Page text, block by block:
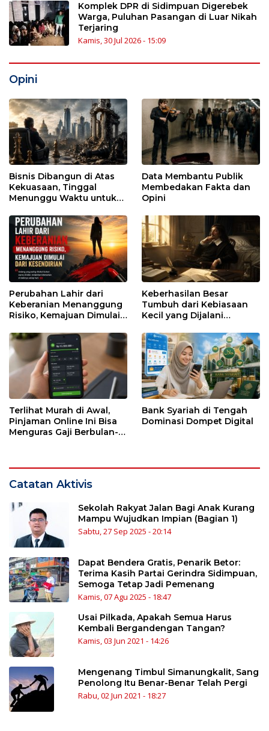
Komplek DPR di Sidimpuan Digerebek
Warga, Puluhan Pasangan di Luar Nikah
Terjaring
Kamis, 30 Jul 2026 - 15:09
Opini
Bisnis Dibangun di Atas
Kekuasaan, Tinggal
Menunggu Waktu untuk
Data Membantu Publik
Membedakan Fakta dan
Opini
Perubahan Lahir dari
Keberanian Menanggung
Risiko, Kemajuan Dimulai
Keberhasilan Besar
Tumbuh dari Kebiasaan
Kecil yang Dijalani
Terlihat Murah di Awal,
Pinjaman Online Ini Bisa
Menguras Gaji Berbulan-
Bank Syariah di Tengah
Dominasi Dompet Digital
Catatan Aktivis
Sekolah Rakyat Jalan Bagi Anak Kurang
Mampu Wujudkan Impian (Bagian 1)
Sabtu, 27 Sep 2025 - 20:14
Dapat Bendera Gratis, Penarik Betor:
Terima Kasih Partai Gerindra Sidimpuan,
Semoga Tetap Jadi Pemenang
Kamis, 07 Agu 2025 - 18:47
Usai Pilkada, Apakah Semua Harus
Kembali Bergandengan Tangan?
Kamis, 03 Jun 2021 - 14:26
Mengenang Timbul Simanungkalit, Sang
Penolong Itu Benar-Benar Telah Pergi
Rabu, 02 Jun 2021 - 18:27